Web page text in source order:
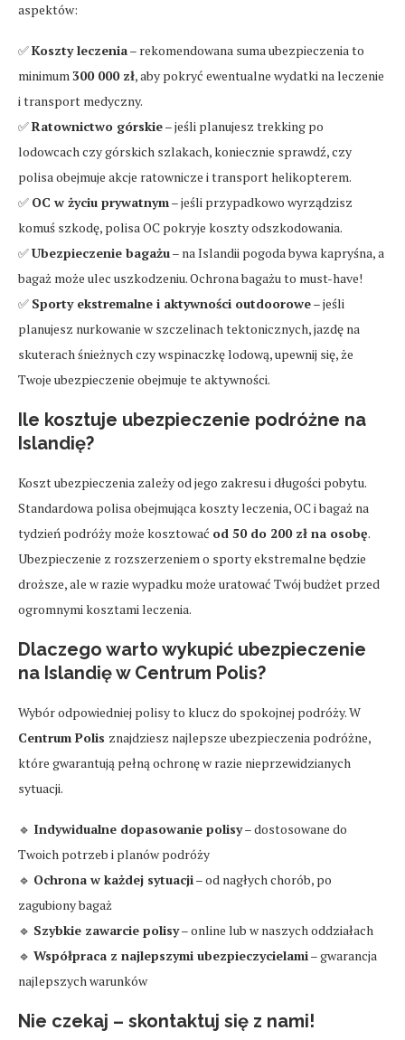
aspektów:
✅Koszty leczenia– rekomendowana suma ubezpieczenia to
minimum300 000 zł, aby pokryć ewentualne wydatki na leczenie
i transport medyczny.
✅Ratownictwo górskie– jeśli planujesz trekking po
lodowcach czy górskich szlakach, koniecznie sprawdź, czy
polisa obejmuje akcje ratownicze i transport helikopterem.
✅ OC w życiu prywatnym– jeśli przypadkowo wyrządzisz
komuś szkodę, polisa OC pokryje koszty odszkodowania.
✅Ubezpieczenie bagażu– na Islandii pogoda bywa kapryśna, a
bagaż może ulec uszkodzeniu. Ochrona bagażu to must-have!
✅ Sporty ekstremalne i aktywności outdoorowe– jeśli
planujesz nurkowanie w szczelinach tektonicznych, jazdę na
skuterach śnieżnych czy wspinaczkę lodową, upewnij się, że
Twoje ubezpieczenie obejmuje te aktywności.
Ile kosztuje ubezpieczenie podróżne na
Islandię?
Koszt ubezpieczenia zależy od jego zakresu i długości pobytu.
Standardowa polisa obejmująca koszty leczenia, OC i bagaż na
tydzień podróży może kosztować od 50 do 200 zł na osobę.
Ubezpieczenie z rozszerzeniem o sporty ekstremalne będzie
droższe, ale w razie wypadku może uratować Twój budżet przed
ogromnymi kosztami leczenia.
Dlaczego warto wykupić ubezpieczenie
na Islandię w Centrum Polis?
Wybór odpowiedniej polisy to klucz do spokojnej podróży. W
Centrum Polis znajdziesz najlepsze ubezpieczenia podróżne,
które gwarantują pełną ochronę w razie nieprzewidzianych
sytuacji.
🔹 Indywidualne dopasowanie polisy– dostosowane do
Twoich potrzeb i planów podróży
🔹 Ochrona w każdej sytuacji– od nagłych chorób, po
zagubiony bagaż
🔹 Szybkie zawarcie polisy– online lub w naszych oddziałach
🔹 Współpraca z najlepszymi ubezpieczycielami– gwarancja
najlepszych warunków
Nie czekaj – skontaktuj się z nami!